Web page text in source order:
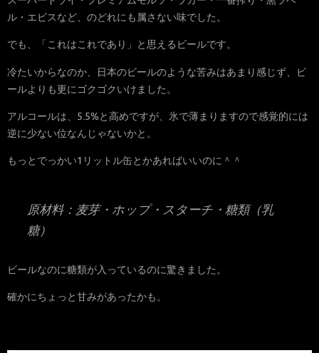
ル・エビスなど、のどれにも属さない味でした。
でも、「これはこれであり」と思えるビールです。
冷たいからなのか、日本のビールのような苦みはあまり感じず、ビ
ールよりも更にゴクゴクいけました。
アルコールは、5.5%と高めですが、氷で薄まりますので感覚的には
逆に少ない位なんじゃないかと。
もっとでっかい1リットル缶とかあればいいのに＾＾
原材料：麦芽・ホップ・スターチ・糖類（乳
糖）
ビールなのに糖類が入っているのに驚きました。
確かにちょっと甘みがあったかも。